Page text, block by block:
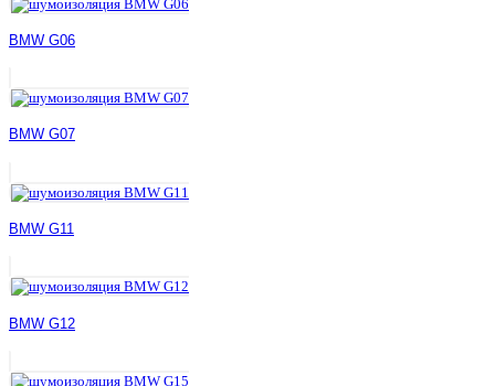
BMW G06
BMW G07
BMW G11
BMW G12